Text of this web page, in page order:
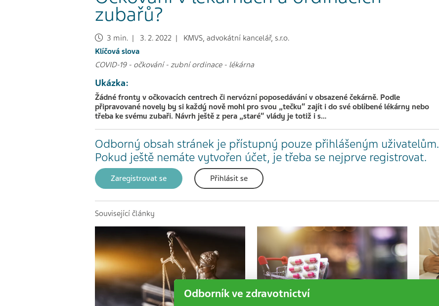
zubařů?
3 min. | 3. 2. 2022 | KMVS, advokátní kancelář, s.r.o.
Klíčová slova
COVID-19- očkování- zubní ordinace- lékárna
Ukázka:
Žádné fronty v očkovacích centrech či nervózní poposedávání v obsazené čekárně. Podle
připravované novely by si každý nově mohl pro svou „tečku“ zajít i do své oblíbené lékárny nebo
třeba ke svému zubaři. Návrh ještě z pera „staré“ vlády je totiž i s…
Odborný obsah stránek je přístupný pouze přihlášeným uživatelům.
Pokud ještě nemáte vytvořen účet, je třeba se nejprve registrovat.
Zaregistrovat se Přihlásit se
Související články
Odborník ve zdravotnictví